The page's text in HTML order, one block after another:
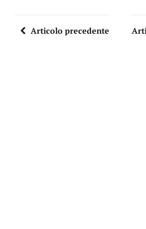
Articolo precedente